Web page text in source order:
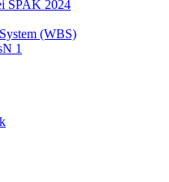
SPAK 2024
(WBS)
1